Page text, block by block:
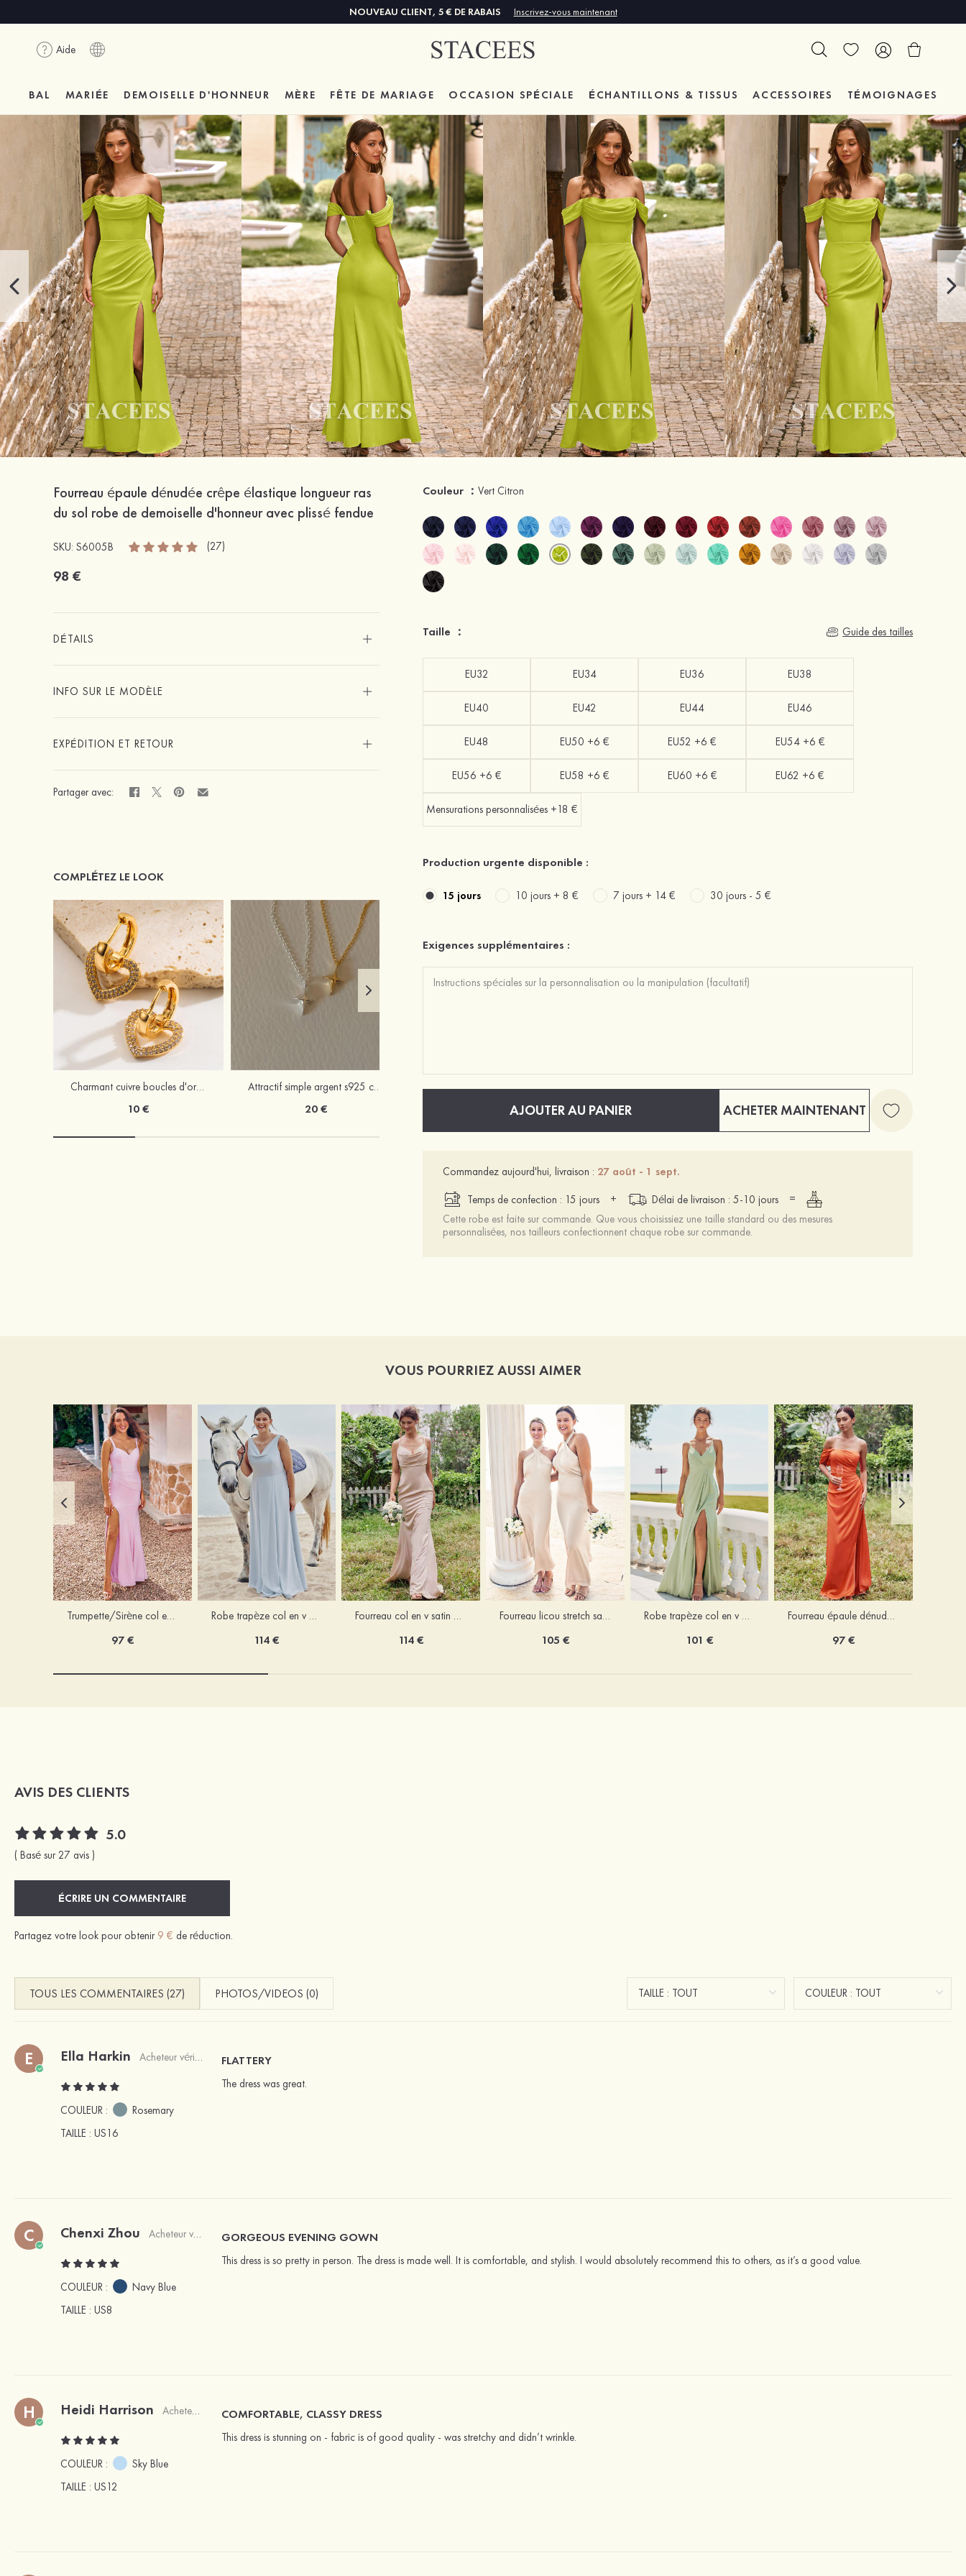
NOUVEAU CLIENT, 5 € DE RABAIS Inscrivez-vous maintenant
Aide
BAL MARIÉE DEMOISELLE D'HONNEUR MÈRE FÊTE DE MARIAGE OCCASION SPÉCIALE ÉCHANTILLONS & TISSUS ACCESSOIRES TÉMOIGNAGES
Fourreau épaule dénudée crêpe élastique longueur ras
du sol robe de demoiselle d'honneur avec plissé fendue
SKU: S6005B (27)
98 €
DÉTAILS
INFO SUR LE MODÈLE
EXPÉDITION ET RETOUR
Partager avec:
COMPLÉTEZ LE LOOK
Charmant cuivre boucles d'oreilles avec strass
10 €
Attractif simple argent s925 colliers
20 €
PVC à bout ouvert sandaless talon bottier chaussures de mode Mariée onirique polyester soutien-gorge
Couleur ：Vert Citron
Taille ： Guide des tailles
EU32 EU34 EU36 EU38
EU40 EU42 EU44 EU46
EU48 EU50 +6 € EU52 +6 € EU54 +6 €
EU56 +6 € EU58 +6 € EU60 +6 € EU62 +6 €
Mensurations personnalisées +18 €
Production urgente disponible :
15 jours 10 jours + 8 € 7 jours + 14 € 30 jours -5 €
Exigences supplémentaires :
AJOUTER AU PANIER ACHETER MAINTENANT
Commandez aujourd'hui, livraison : 27 août - 1 sept.
Temps de confection : 15 jours
+ Délai de livraison : 5-10 jours
=
Cette robe est faite sur commande. Que vous choisissiez une taille standard ou des mesures
personnalisées, nos tailleurs confectionnent chaque robe sur commande.
VOUS POURRIEZ AUSSI AIMER
Trumpette/Sirène col en v jersey ras du sol robe de demoiselle d'honneur
97 €
Robe trapèze col en v mousseline ras du sol robe de demoiselle d'honneur
114 €
Fourreau col en v satin extensible ras du sol robe de demoiselle d'honneur
114 €
Fourreau licou stretch satin longueur cheville robe de demoiselle d'honneur
105 €
Robe trapèze col en v mousseline ras du sol robe de demoiselle d'honneur
101 €
Fourreau épaule dénudée satin extensible ras du sol robe de demoiselle d'honneur
97 €
AVIS DES CLIENTS
5.0
( Basé sur 27 avis )
ÉCRIRE UN COMMENTAIRE
Partagez votre look pour obtenir 9 € de réduction.
TOUS LES COMMENTAIRES (27) PHOTOS/VIDEOS (0)
E Ella Harkin Acheteur vérifié
COULEUR :
Rosemary
TAILLE : US16
FLATTERY
The dress was great.
C Chenxi Zhou Acheteur vérifié
COULEUR :
Navy Blue
TAILLE : US8
GORGEOUS EVENING GOWN
This dress is so pretty in person. The dress is made well. It is comfortable, and stylish. I would absolutely recommend this to others, as it’s a good value.
H Heidi Harrison Acheteur vérifié
COULEUR :
Sky Blue
TAILLE : US12
COMFORTABLE, CLASSY DRESS
This dress is stunning on - fabric is of good quality - was stretchy and didn’t wrinkle.